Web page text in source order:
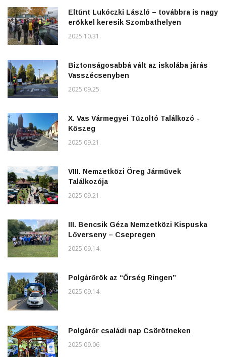
Eltűnt Lukóczki László – továbbra is nagy
erőkkel keresik Szombathelyen
2025.10.31.
Biztonságosabbá vált az iskolába járás
Vasszécsenyben
2025.09.25.
X. Vas Vármegyei Tűzoltó Találkozó -
Kőszeg
2025.09.21.
VIII. Nemzetközi Öreg Járművek
Találkozója
2025.09.21.
III. Bencsik Géza Nemzetközi Kispuska
Lőverseny – Csepregen
2025.09.14.
Polgárőrök az “Őrség Ringen”
2025.09.14.
Polgárőr családi nap Csörötneken
2025.09.06.